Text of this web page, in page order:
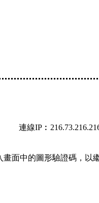
連線
畫面中的圖形驗證碼，以